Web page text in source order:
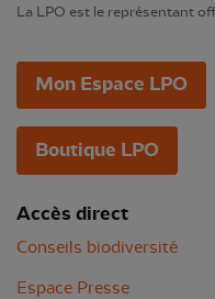
La LPO est le représentant
Mon Espace LPO
Boutique LPO
Accès direct
Conseils biodiversité
Espace Presse